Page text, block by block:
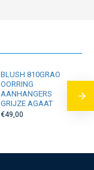
BLUSH 810GRAO
OORRING
AANHANGERS
GRIJZE AGAAT
€49,00